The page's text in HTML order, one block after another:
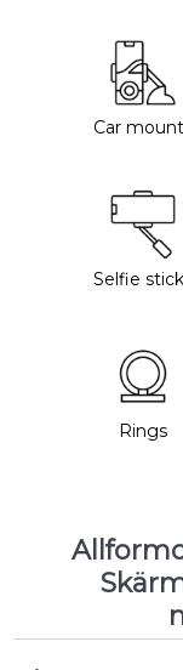
Car
Selfie
Rings